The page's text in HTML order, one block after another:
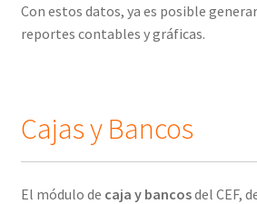
Con estos datos, ya es posible
reportes contables y gráficas.
Cajas y Bancos
El módulo de caja y bancosdel CEF,